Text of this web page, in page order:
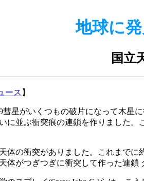
地球に
国立
ース 】
星がいくつもの破片になって木星
に並ぶ衝突痕の連鎖を作りました
の衝突がありました。これまでに
体がつぎつぎに衝突して作った連鎖